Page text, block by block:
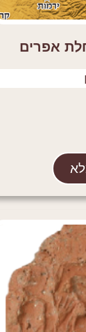
אפרים